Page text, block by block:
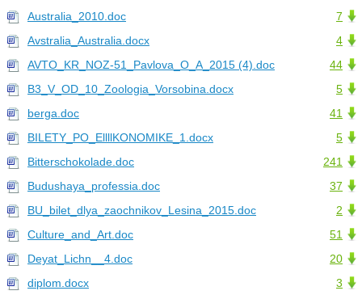
7
Australia_2010.doc
4
Avstralia_Australia.docx
44
AVTO_KR_NOZ-51_Pavlova_O_A_2015 (4).doc
5
B3_V_OD_10_Zoologia_Vorsobina.docx
41
berga.doc
5
BILETY_PO_EllllKONOMIKE_1.docx
241
Bitterschokolade.doc
37
Budushaya_professia.doc
2
BU_bilet_dlya_zaochnikov_Lesina_2015.doc
51
Culture_and_Art.doc
20
Deyat_Lichn__4.doc
3
diplom.docx